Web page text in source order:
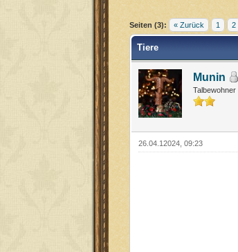
Seiten (3): « Zurück 1 2
Tiere
Munin
Talbewohner
26.04.12024, 09:23